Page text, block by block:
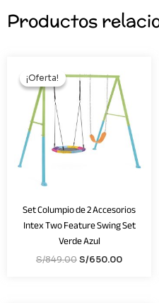
Productos
¡Oferta!
¡Oferta!
Set Columpio de 2 Accesorios
Intex Two Feature Swing Set
Verde Azul
S/849.00
precio
original
era:
S/849.00.
S/650.00
es:
S/